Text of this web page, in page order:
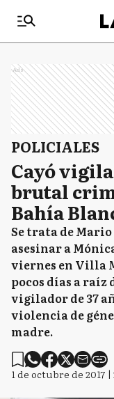
Ads
POLICIALES
Cayó
brutal
Bahía
Se trata de
asesinar a
viernes en Villa
pocos días a raíz
vigilador de 37
violencia de
madre.
1 de octubre de 2017 |